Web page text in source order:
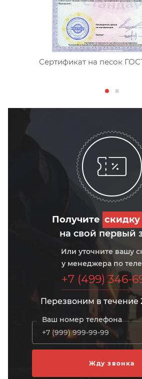
Сертификат на песок
Получите скидку
на свой первый
Или уточните вашу
у менеджера по
+7 (499) 346-
Перезвоним в течение
Ваш номер телефона